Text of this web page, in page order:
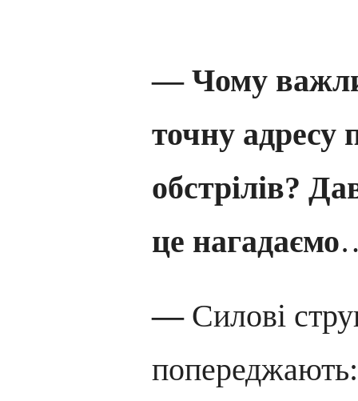
— Чому
точну адресу
обстрілів?
це нагадаємо
—Силові